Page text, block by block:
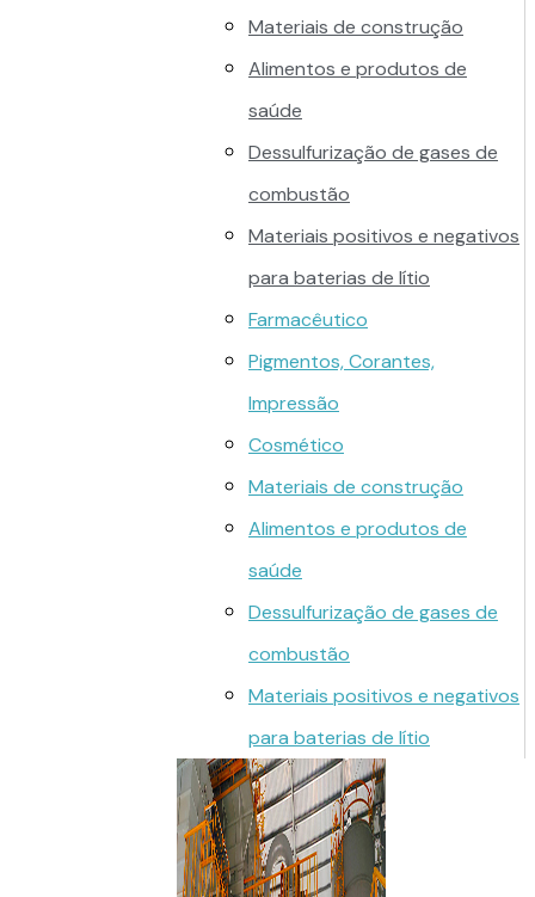
Materiais de construção
Alimentos e produtos de
saúde
Dessulfurização de gases de
combustão
Materiais positivos e negativos
para baterias de lítio
Farmacêutico
Pigmentos, Corantes,
Impressão
Cosmético
Materiais de construção
Alimentos e produtos de
saúde
Dessulfurização de gases de
combustão
Materiais positivos e negativos
para baterias de lítio